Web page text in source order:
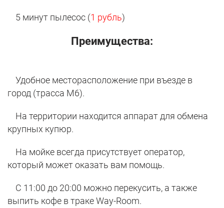
5 минут пылесос (1 рубль)
Преимущества:
Удобное месторасположение при въезде в
город (трасса М6).
На территории находится аппарат для обмена
крупных купюр.
На мойке всегда присутствует оператор,
который может оказать вам помощь.
С 11:00 до 20:00 можно перекусить, а также
выпить кофе в траке Way-Room.